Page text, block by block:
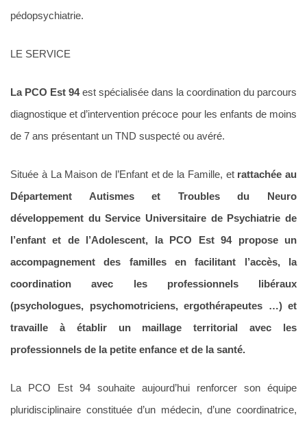
pédopsychiatrie.
LE SERVICE
La PCO Est 94est spécialisée dans la coordination du parcours
diagnostique et d’intervention précoce pour les enfants de moins
de 7 ans présentant un TND suspecté ou avéré.
Située à La Maison de l’Enfant et de la Famille, et rattachée au
Département Autismes et Troubles du Neuro
développement du Service Universitaire de Psychiatrie de
l’enfant et de l’Adolescent, la PCO Est 94 propose un
accompagnement des familles en facilitant l’accès, la
coordination avec les professionnels libéraux
(psychologues, psychomotriciens, ergothérapeutes …) et
travaille à établir un maillage territorial avec les
professionnels de la petite enfance et de la santé.
La PCO Est 94 souhaite aujourd’hui renforcer son équipe
pluridisciplinaire constituée d’un médecin, d’une coordinatrice,